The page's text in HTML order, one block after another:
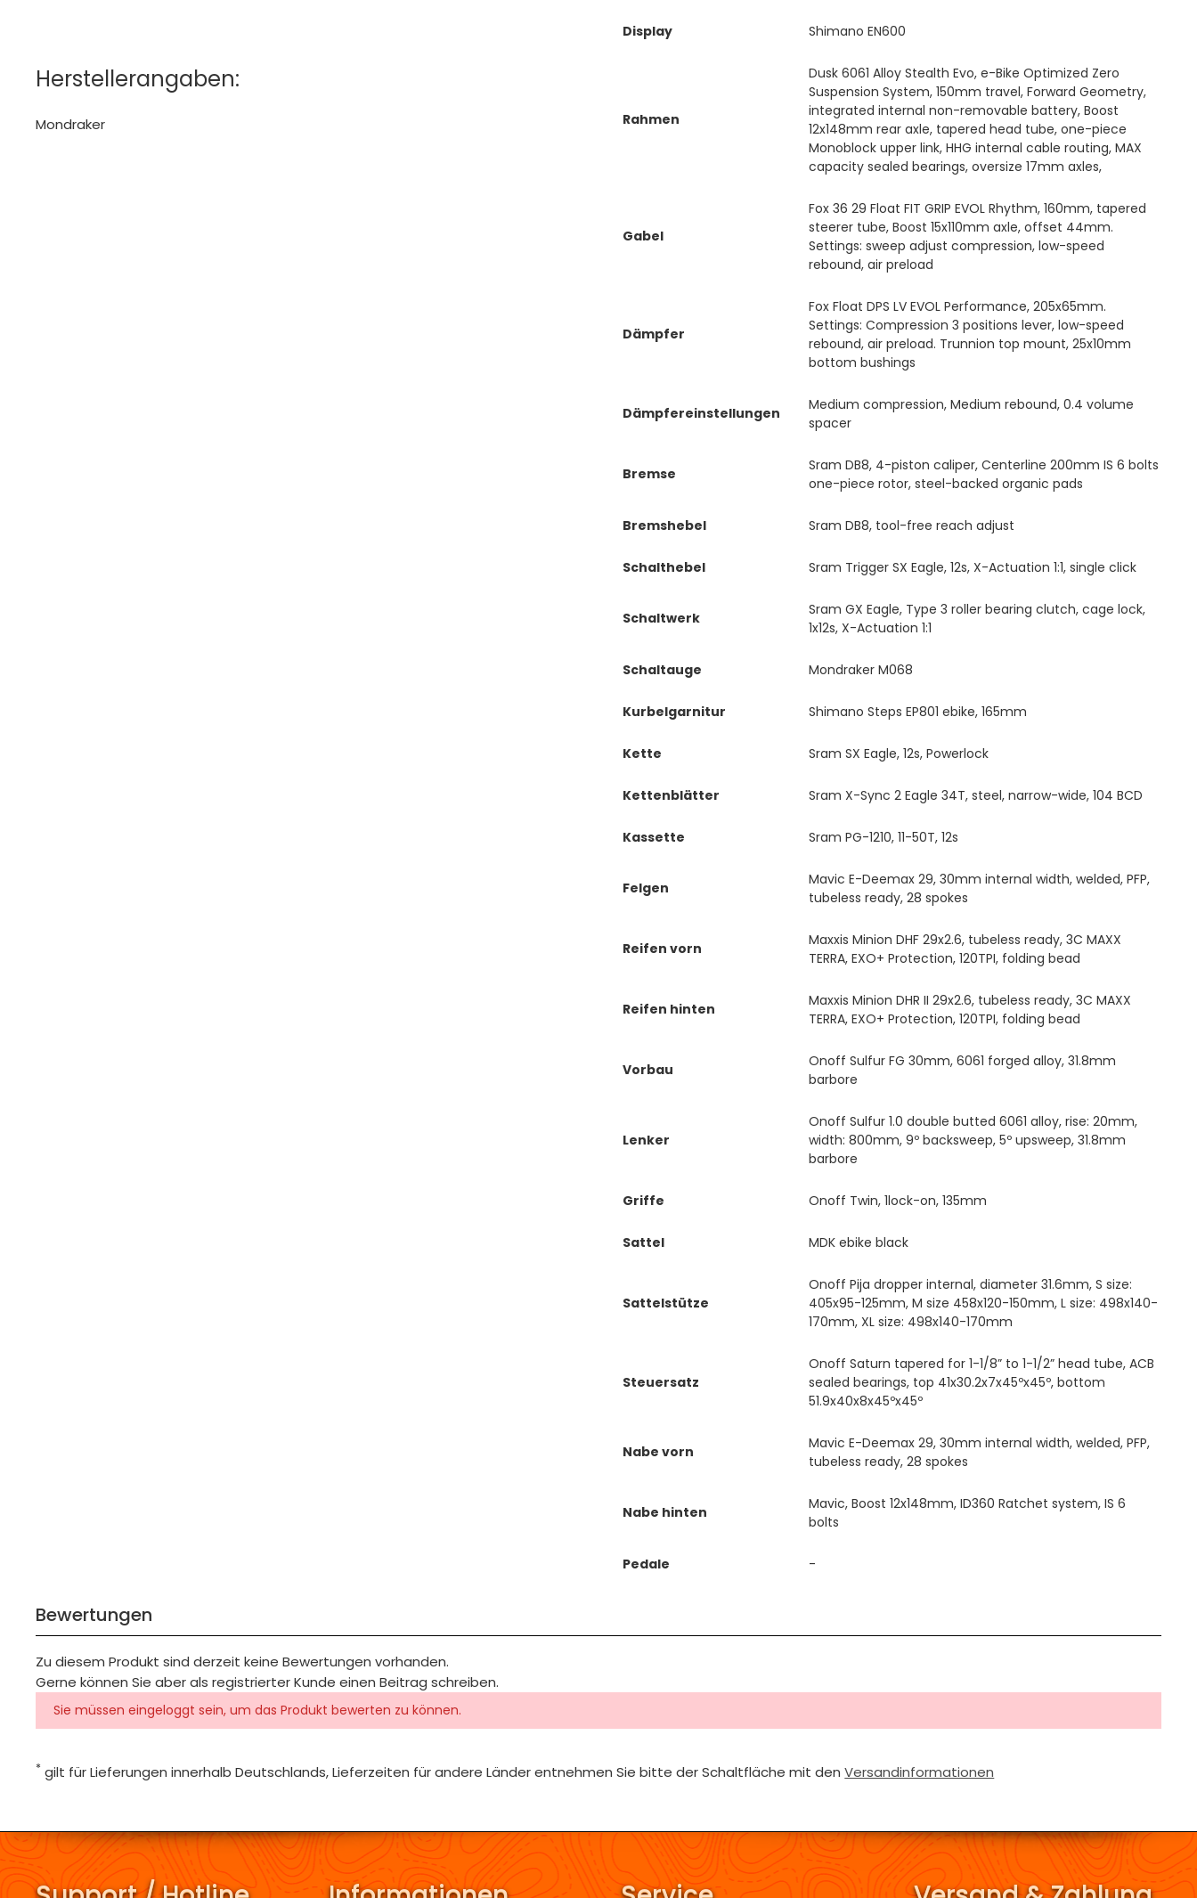
Herstellerangaben:
Mondraker
Display Shimano EN600
Rahmen
Dusk 6061 Alloy Stealth Evo, e-Bike Optimized Zero
Suspension System, 150mm travel, Forward Geometry,
integrated internal non-removable battery, Boost
12x148mm rear axle, tapered head tube, one-piece
Monoblock upper link, HHG internal cable routing, MAX
capacity sealed bearings, oversize 17mm axles,
Gabel
Fox 36 29 Float FIT GRIP EVOL Rhythm, 160mm, tapered
steerer tube, Boost 15x110mm axle, offset 44mm.
Settings: sweep adjust compression, low-speed
rebound, air preload
Dämpfer
Fox Float DPS LV EVOL Performance, 205x65mm.
Settings: Compression 3 positions lever, low-speed
rebound, air preload. Trunnion top mount, 25x10mm
bottom bushings
Dämpfereinstellungen
Medium compression, Medium rebound, 0.4 volume
spacer
Bremse
Sram DB8, 4-piston caliper, Centerline 200mm IS 6 bolts
one-piece rotor, steel-backed organic pads
Bremshebel Sram DB8, tool-free reach adjust
Schalthebel Sram Trigger SX Eagle, 12s, X-Actuation 1:1, single click
Schaltwerk
Sram GX Eagle, Type 3 roller bearing clutch, cage lock,
1x12s, X-Actuation 1:1
Schaltauge Mondraker M068
Kurbelgarnitur Shimano Steps EP801 ebike, 165mm
Kette Sram SX Eagle, 12s, Powerlock
Kettenblätter Sram X-Sync 2 Eagle 34T, steel, narrow-wide, 104 BCD
Kassette Sram PG-1210, 11-50T, 12s
Felgen
Mavic E-Deemax 29, 30mm internal width, welded, PFP,
tubeless ready, 28 spokes
Reifen vorn
Maxxis Minion DHF 29x2.6, tubeless ready, 3C MAXX
TERRA, EXO+ Protection, 120TPI, folding bead
Reifen hinten
Maxxis Minion DHR II 29x2.6, tubeless ready, 3C MAXX
TERRA, EXO+ Protection, 120TPI, folding bead
Vorbau
Onoff Sulfur FG 30mm, 6061 forged alloy, 31.8mm
barbore
Lenker
Onoff Sulfur 1.0 double butted 6061 alloy, rise: 20mm,
width: 800mm, 9º backsweep, 5º upsweep, 31.8mm
barbore
Griffe Onoff Twin, 1lock-on, 135mm
Sattel MDK ebike black
Sattelstütze
Onoff Pija dropper internal, diameter 31.6mm, S size:
405x95-125mm, M size 458x120-150mm, L size: 498x140-
170mm, XL size: 498x140-170mm
Steuersatz
Onoff Saturn tapered for 1-1/8” to 1-1/2” head tube, ACB
sealed bearings, top 41x30.2x7x45ºx45º, bottom
51.9x40x8x45ºx45º
Nabe vorn
Mavic E-Deemax 29, 30mm internal width, welded, PFP,
tubeless ready, 28 spokes
Nabe hinten
Mavic, Boost 12x148mm, ID360 Ratchet system, IS 6
bolts
Pedale -
Bewertungen
Zu diesem Produkt sind derzeit keine Bewertungen vorhanden.
Gerne können Sie aber als registrierter Kunde einen Beitrag schreiben.
Sie müssen eingeloggt sein, um das Produkt bewerten zu können.
* gilt für Lieferungen innerhalb Deutschlands, Lieferzeiten für andere Länder entnehmen Sie bitte der Schaltfläche mit denVersandinformationen